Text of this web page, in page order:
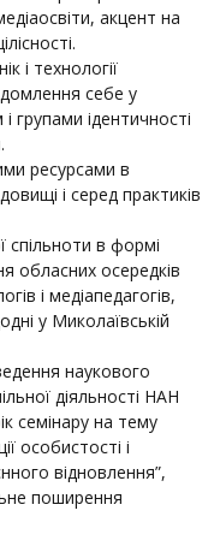
акцент на
і технології
себе у
групами ідентичності
ресурсами в
і серед практиків
спільноти в формі
обласних осередків
і медіапедагогів,
у Миколаївській
наукового
діяльності НАН
семінару на тему
особистості і
відновлення”,
поширення